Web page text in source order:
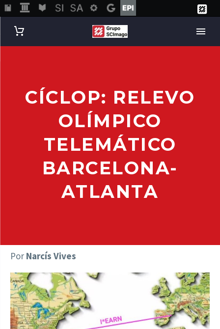
CÍCLOP: RELEVO
OLÍMPICO
TELEMÁTICO
BARCELONA-
ATLANTA
Por Narcís Vives